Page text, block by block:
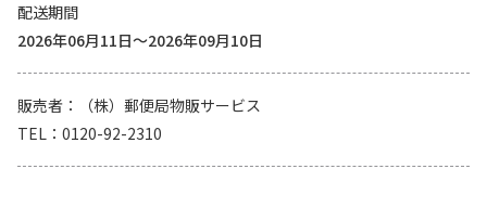
配送期間
2026年06月11日～2026年09月10日
販売者
（株）郵便局物販サービス
TEL
0120-92-2310